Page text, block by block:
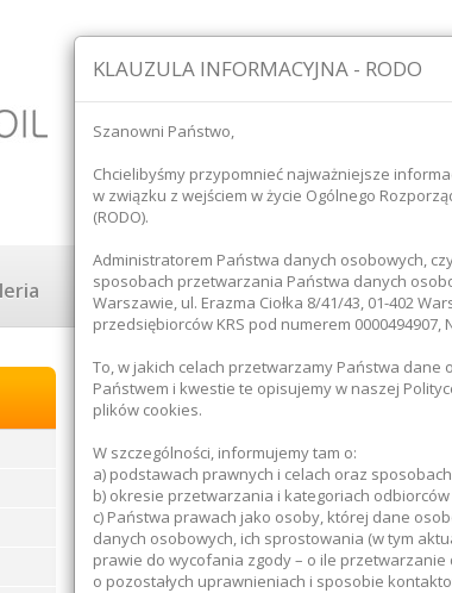
Rozliczanie paliwa Magazynowanie
Strona główna Inwestycje
Inwestycje
ABOUT US
KLAUZULA INFORMACYJNA - RODO
Szanowni Państwo,
Chcielibyśmy przypomnieć najważniejsze
w związku z wejściem w życie Ogólnego
(RODO).
Administratorem Państwa danych osobowych,
sposobach przetwarzania Państwa danych
Warszawie, ul. Erazma Ciołka 8/41/43, 01-402
przedsiębiorców KRS pod numerem 0000494907,
To, w jakich celach przetwarzamy Państwa
Państwem i kwestie te opisujemy w naszej
plików cookies.
W szczególności, informujemy tam o:
a) podstawach prawnych i celach oraz
b) okresie przetwarzania i kategoriach
c) Państwa prawach jako osoby, której dane
danych osobowych, ich sprostowania (w tym
prawie do wycofania zgody – o ile
o pozostałych uprawnieniach i sposobie